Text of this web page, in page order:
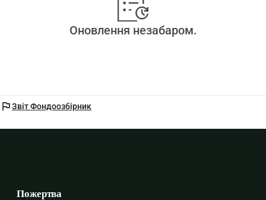
Оновлення незабаром.
flagЗвіт Фондоозбірник
Пожертва